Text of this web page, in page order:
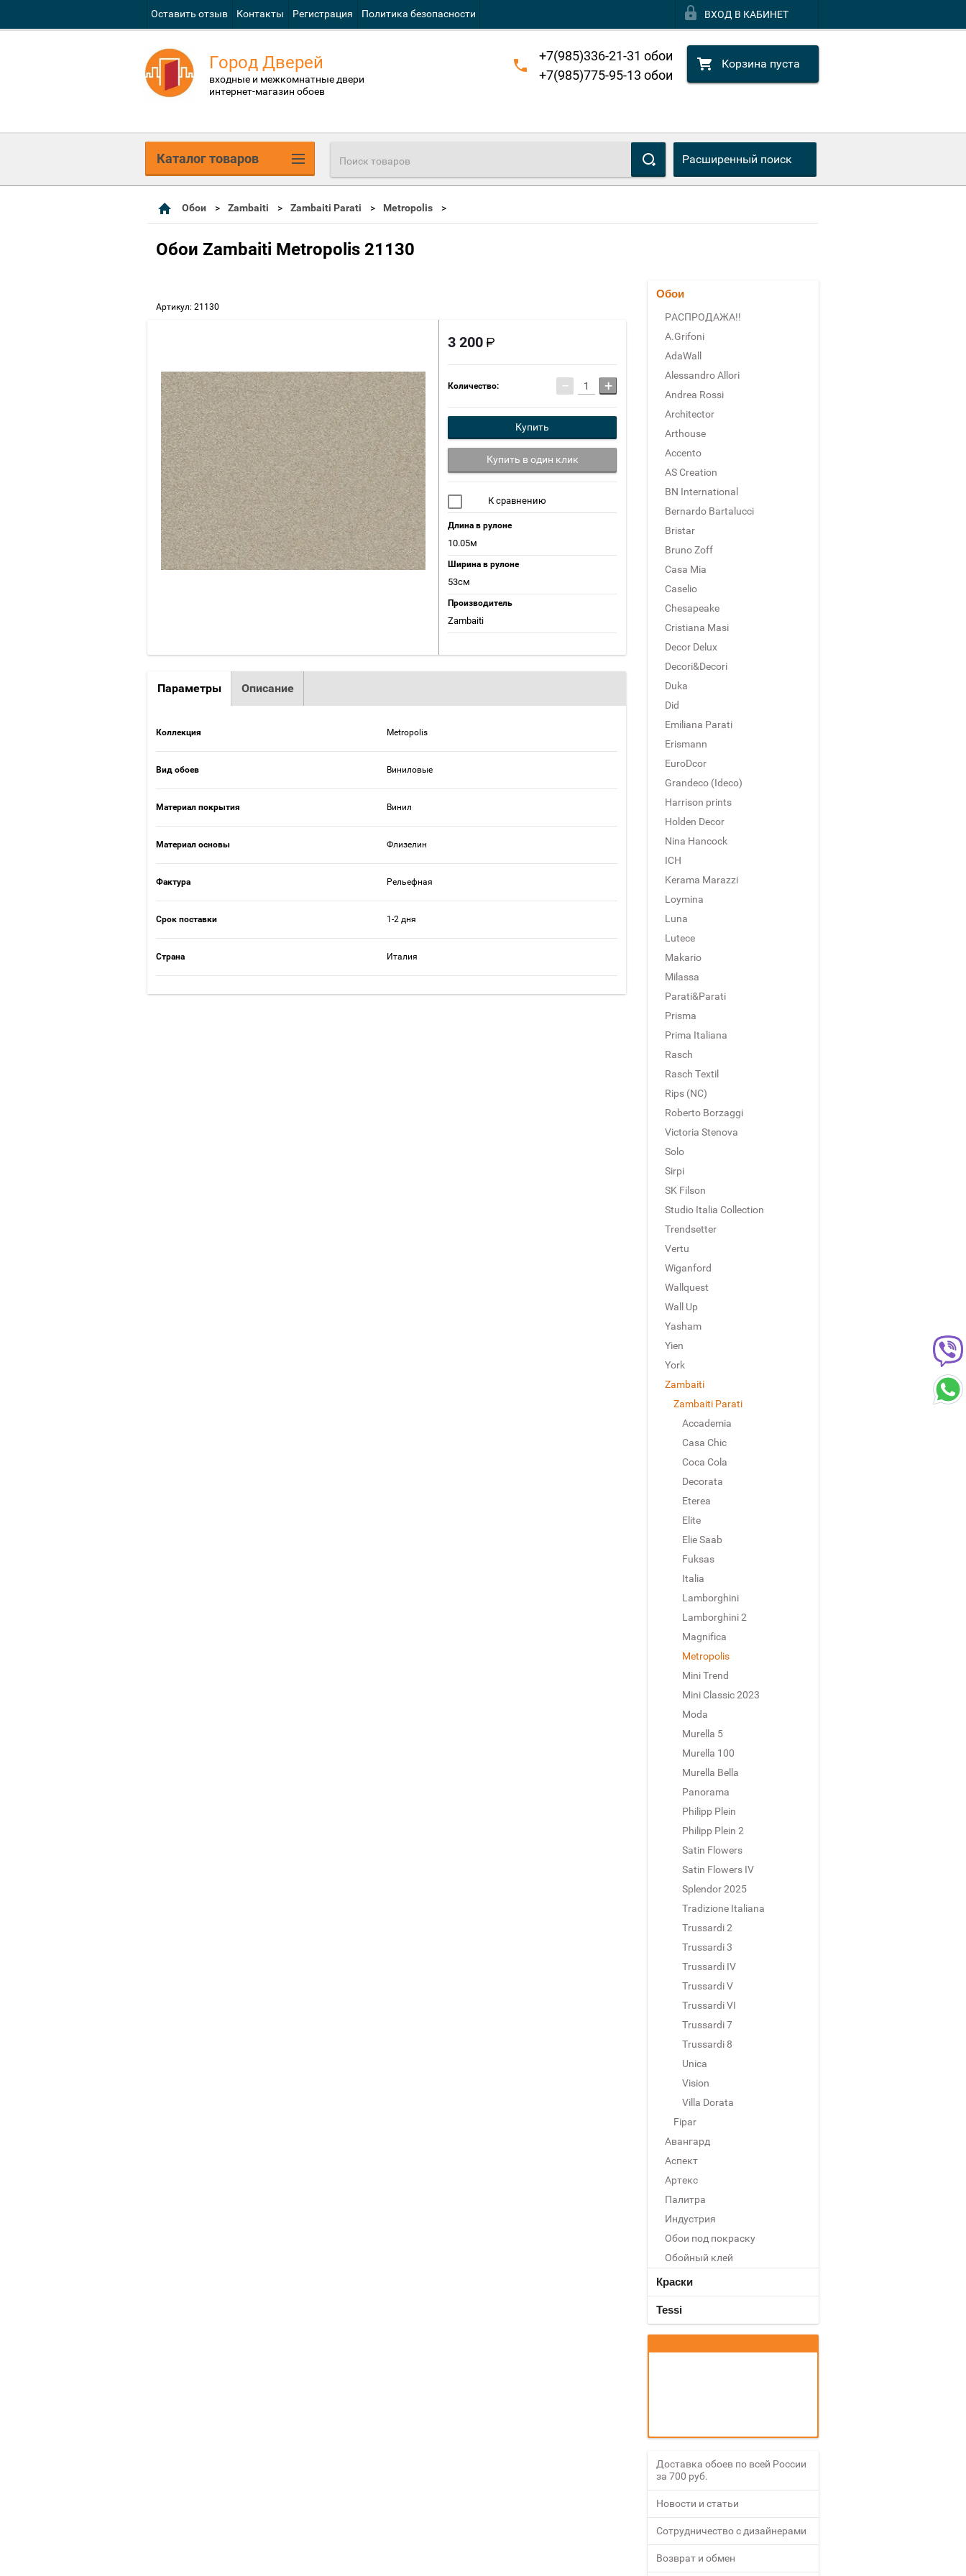
Оставить отзыв Контакты Регистрация Политика безопасности ВХОД В КАБИНЕТ
Город Дверей
входные и межкомнатные двери
интернет-магазин обоев
+7(985)336-21-31 обои
+7(985)775-95-13 обои
Корзина пуста
Расширенный поиск
Обои Zambaiti Zambaiti Parati Metropolis
Обои Zambaiti Metropolis 21130
Артикул: 21130
3 200
Количество: − +
Купить
Купить в один клик
К сравнению
Длина в рулоне
10.05м
Ширина в рулоне
53см
Производитель
Zambaiti
Параметры Описание
Коллекция Metropolis
Вид обоев Виниловые
Материал покрытия Винил
Материал основы Флизелин
Фактура Рельефная
Срок поставки 1-2 дня
Страна Италия
Каталог товаров
Обои
РАСПРОДАЖА!!
A.Grifoni
AdaWall
Alessandro Allori
Andrea Rossi
Architector
Arthouse
Accento
AS Creation
BN International
Bernardo Bartalucci
Bristar
Bruno Zoff
Casa Mia
Caselio
Chesapeake
Cristiana Masi
Decor Delux
Decori&Decori
Duka
Did
Emiliana Parati
Erismann
EuroDcor
Grandeco (Ideco)
Harrison prints
Holden Decor
Nina Hancock
ICH
Kerama Marazzi
Loymina
Luna
Lutece
Makario
Milassa
Parati&Parati
Prisma
Prima Italiana
Rasch
Rasch Textil
Rips (NC)
Roberto Borzaggi
Victoria Stenova
Solo
Sirpi
SK Filson
Studio Italia Collection
Trendsetter
Vertu
Wiganford
Wallquest
Wall Up
Yasham
Yien
York
Zambaiti
Zambaiti Parati
Accademia
Casa Chic
Coca Cola
Decorata
Eterea
Elite
Elie Saab
Fuksas
Italia
Lamborghini
Lamborghini 2
Magnifica
Metropolis
Mini Trend
Mini Classic 2023
Moda
Murella 5
Murella 100
Murella Bella
Panorama
Philipp Plein
Philipp Plein 2
Satin Flowers
Satin Flowers IV
Splendor 2025
Tradizione Italiana
Trussardi 2
Trussardi 3
Trussardi IV
Trussardi V
Trussardi VI
Trussardi 7
Trussardi 8
Unica
Vision
Villa Dorata
Fipar
Авангард
Аспект
Артекс
Палитра
Индустрия
Обои под покраску
Обойный клей
Краски
Tessi
Доставка обоев по всей России
за 700 руб.
Новости и статьи
Сотрудничество с дизайнерами
Возврат и обмен